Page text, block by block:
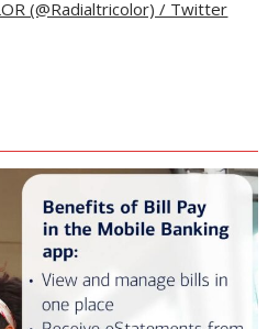
(@Radialtricolor) / Twitter